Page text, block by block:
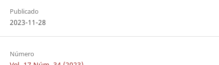
Publicado
2023-11-28
Número